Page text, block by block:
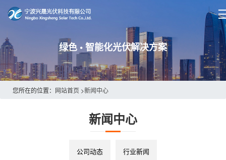
绿色 • 智能化光伏解决方案
您所在的位置： 网站首页 >新闻中心
新闻中心
公司动态 行业新闻